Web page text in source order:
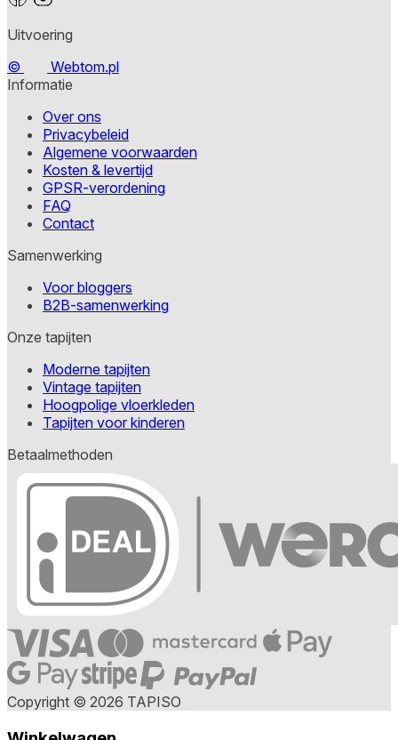
Uitvoering
©
Webtom.pl
Informatie
Over ons
Privacybeleid
Algemene voorwaarden
Kosten & levertijd
GPSR-verordening
FAQ
Contact
Samenwerking
Voor bloggers
B2B-samenwerking
Onze tapijten
Moderne tapijten
Vintage tapijten
Hoogpolige vloerkleden
Tapijten voor kinderen
Betaalmethoden
Copyright © 2026 TAPISO